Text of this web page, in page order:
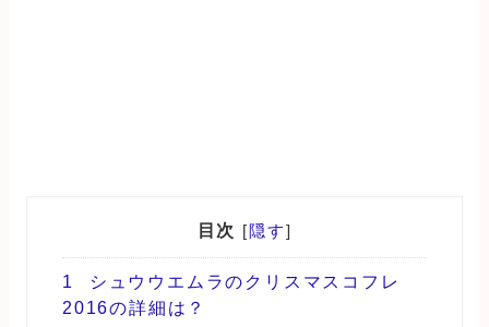
目次 [ 隠す]
1
シュウウエムラのクリスマスコフレ
2016の詳細は？